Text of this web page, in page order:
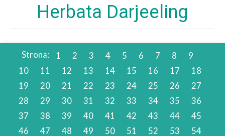
Herbata Darjeeling
Strona: 1 2 3 4 5 6 7 8
9
10
11 12 13 14 15 16 17
18
19
20 21 22 23 24 25 26
27
28
29 30 31 32 33 34 35
36
37
38 39 40 41 42 43 44
45
46
47 48 49 50 51 52 53 54